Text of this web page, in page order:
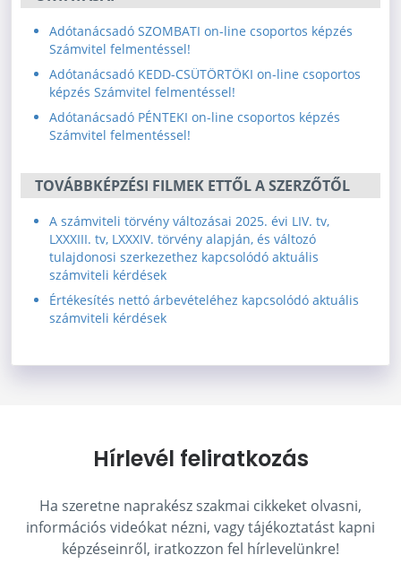
Adótanácsadó SZOMBATI on-line csoportos képzés
Számvitel felmentéssel!
Adótanácsadó KEDD-CSÜTÖRTÖKI on-line csoportos
képzés Számvitel felmentéssel!
Adótanácsadó PÉNTEKI on-line csoportos képzés
Számvitel felmentéssel!
TOVÁBBKÉPZÉSI FILMEK ETTŐL A SZERZŐTŐL
A számviteli törvény változásai 2025. évi LIV. tv,
LXXXIII. tv, LXXXIV. törvény alapján, és változó
tulajdonosi szerkezethez kapcsolódó aktuális
számviteli kérdések
Értékesítés nettó árbevételéhez kapcsolódó aktuális
számviteli kérdések
Hírlevél feliratkozás
Ha szeretne naprakész szakmai cikkeket olvasni,
információs videókat nézni, vagy tájékoztatást kapni
képzéseinről, iratkozzon fel hírlevelünkre!